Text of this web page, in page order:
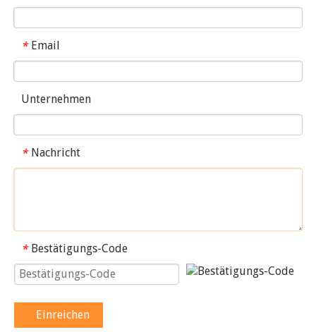
* Email
Unternehmen
* Nachricht
* Bestätigungs-Code
Einreichen